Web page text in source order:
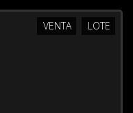
LOTE
VENTA